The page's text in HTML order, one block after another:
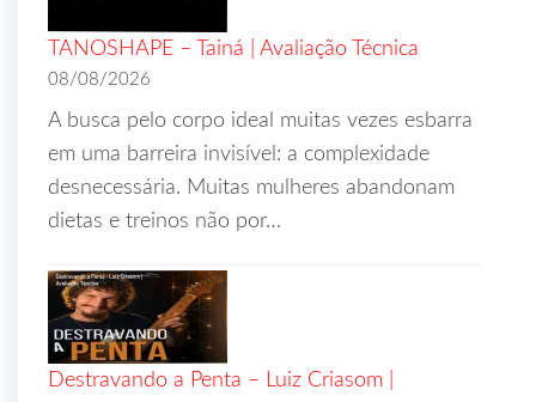
TANOSHAPE – Tainá | Avaliação Técnica
08/08/2026
A busca pelo corpo ideal muitas vezes esbarra
em uma barreira invisível: a complexidade
desnecessária. Muitas mulheres abandonam
dietas e treinos não por…
Destravando a Penta – Luiz Criasom |